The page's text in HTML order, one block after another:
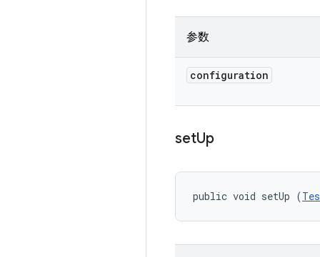
参数
configuration
setUp
public void setUp (